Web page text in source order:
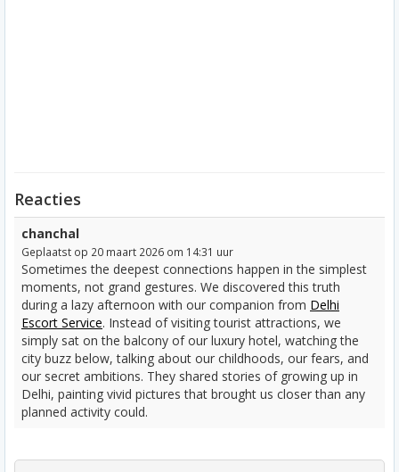
Reacties
chanchal
Geplaatst op 20 maart 2026 om 14:31 uur
Sometimes the deepest connections happen in the simplest
moments, not grand gestures. We discovered this truth
during a lazy afternoon with our companion from Delhi
Escort Service. Instead of visiting tourist attractions, we
simply sat on the balcony of our luxury hotel, watching the
city buzz below, talking about our childhoods, our fears, and
our secret ambitions. They shared stories of growing up in
Delhi, painting vivid pictures that brought us closer than any
planned activity could.